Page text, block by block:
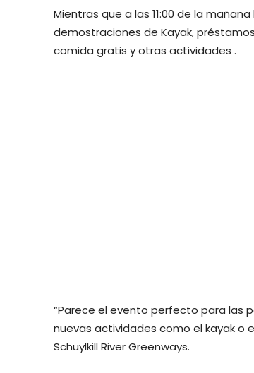
Mientras que a las 11:00 de la
demostraciones de Kayak,
comida gratis y otras actividades .
“Parece el evento perfecto para las
nuevas actividades como el kayak o
Schuylkill River Greenways.